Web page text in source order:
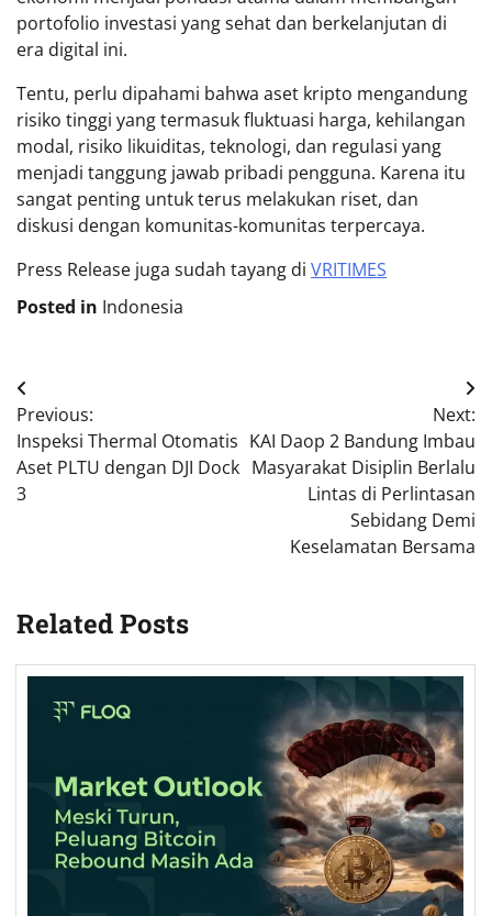
portofolio investasi yang sehat dan berkelanjutan di
era digital ini.
Tentu, perlu dipahami bahwa aset kripto mengandung
risiko tinggi yang termasuk fluktuasi harga, kehilangan
modal, risiko likuiditas, teknologi, dan regulasi yang
menjadi tanggung jawab pribadi pengguna. Karena itu
sangat penting untuk terus melakukan riset, dan
diskusi dengan komunitas-komunitas terpercaya.
Press Release juga sudah tayang di VRITIMES
Posted in Indonesia
Post
navigation
Previous:
Inspeksi Thermal Otomatis
Aset PLTU dengan DJI Dock
3
Next:
KAI Daop 2 Bandung Imbau
Masyarakat Disiplin Berlalu
Lintas di Perlintasan
Sebidang Demi
Keselamatan Bersama
Related Posts